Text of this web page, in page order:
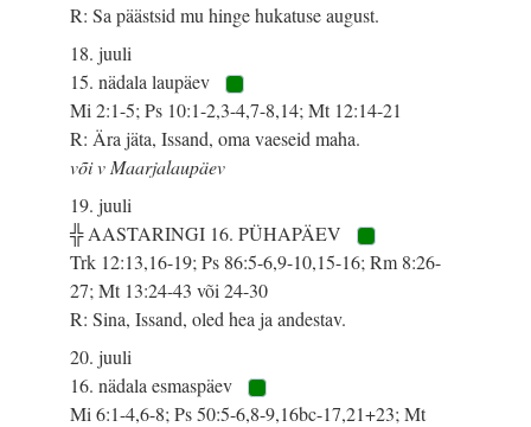
R: Sa päästsid mu hinge hukatuse august.
18. juuli
15. nädala laupäev
Mi 2:1-5; Ps 10:1-2,3-4,7-8,14; Mt 12:14-21
R: Ära jäta, Issand, oma vaeseid maha.
või v Maarjalaupäev
19. juuli
╬ AASTARINGI 16. PÜHAPÄEV
Trk 12:13,16-19; Ps 86:5-6,9-10,15-16; Rm 8:26-
27; Mt 13:24-43 või 24-30
R: Sina, Issand, oled hea ja andestav.
20. juuli
16. nädala esmaspäev
Mi 6:1-4,6-8; Ps 50:5-6,8-9,16bc-17,21+23; Mt